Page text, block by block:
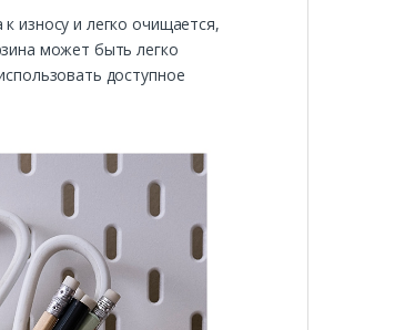
износу и легко очищается,
может быть легко
доступное